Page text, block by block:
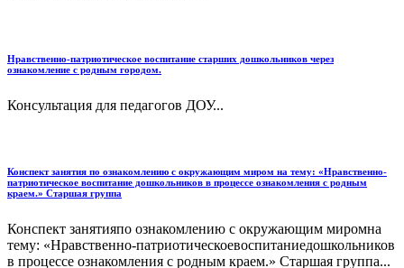
Нравственно-патриотическое воспитание старших дошкольников через
ознакомление с родным городом.
Консультация для педагогов ДОУ...
Конспект занятия по ознакомлению с окружающим миром на тему: «Нравственно-
патриотическое воспитание дошкольников в процессе ознакомления с родным
краем.» Старшая группа
Конспект занятияпо ознакомлению с окружающим миромна
тему: «Нравственно-патриотическоевоспитаниедошкольников
в процессе ознакомления с родным краем.» Старшая группа...